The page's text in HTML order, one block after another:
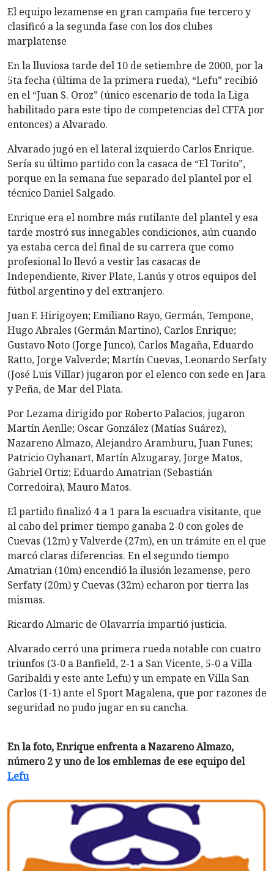
El equipo lezamense en gran campaña fue tercero y
clasificó a la segunda fase con los dos clubes
marplatense
En la lluviosa tarde del 10 de setiembre de 2000, por la
5ta fecha (última de la primera rueda), “Lefu” recibió
en el “Juan S. Oroz” (único escenario de toda la Liga
habilitado para este tipo de competencias del CFFA por
entonces) a Alvarado.
Alvarado jugó en el lateral izquierdo Carlos Enrique.
Sería su último partido con la casaca de “El Torito”,
porque en la semana fue separado del plantel por el
técnico Daniel Salgado.
Enrique era el nombre más rutilante del plantel y esa
tarde mostró sus innegables condiciones, aún cuando
ya estaba cerca del final de su carrera que como
profesional lo llevó a vestir las casacas de
Independiente, River Plate, Lanús y otros equipos del
fútbol argentino y del extranjero.
Juan F. Hirigoyen; Emiliano Rayo, Germán, Tempone,
Hugo Abrales (Germán Martino), Carlos Enrique;
Gustavo Noto (Jorge Junco), Carlos Magaña, Eduardo
Ratto, Jorge Valverde; Martín Cuevas, Leonardo Serfaty
(José Luis Villar) jugaron por el elenco con sede en Jara
y Peña, de Mar del Plata.
Por Lezama dirigido por Roberto Palacios, jugaron
Martín Aenlle; Oscar González (Matías Suárez),
Nazareno Almazo, Alejandro Aramburu, Juan Funes;
Patricio Oyhanart, Martín Alzugaray, Jorge Matos,
Gabriel Ortiz; Eduardo Amatrian (Sebastián
Corredoira), Mauro Matos.
El partido finalizó 4 a 1 para la escuadra visitante, que
al cabo del primer tiempo ganaba 2-0 con goles de
Cuevas (12m) y Valverde (27m), en un trámite en el que
marcó claras diferencias. En el segundo tiempo
Amatrian (10m) encendió la ilusión lezamense, pero
Serfaty (20m) y Cuevas (32m) echaron por tierra las
mismas.
Ricardo Almaric de Olavarría impartió justicia.
Alvarado cerró una primera rueda notable con cuatro
triunfos (3-0 a Banfield, 2-1 a San Vicente, 5-0 a Villa
Garibaldi y este ante Lefu) y un empate en Villa San
Carlos (1-1) ante el Sport Magalena, que por razones de
seguridad no pudo jugar en su cancha.
En la foto, Enrique enfrenta a Nazareno Almazo,
número 2 y uno de los emblemas de ese equipo del
Lefu